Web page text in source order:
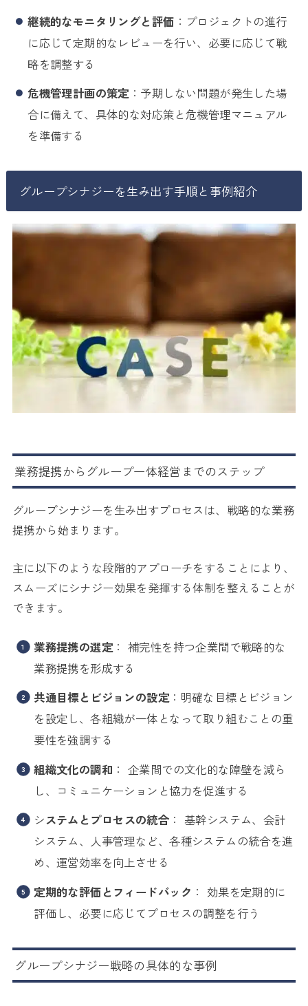
継続的なモニタリングと評価 ：プロジェクトの進行
に応じて定期的なレビューを行い、必要に応じて戦
略を調整する
危機管理計画の策定：予期しない問題が発生した場
合に備えて、具体的な対応策と危機管理マニュアル
を準備する
グループシナジーを生み出す手順と事例紹介
業務提携からグループ一体経営までのステップ
グループシナジーを生み出すプロセスは、戦略的な業務
提携から始まります。
主に以下のような段階的アプローチをすることにより、
スムーズにシナジー効果を発揮する体制を整えることが
できます。
業務提携の選定 ： 補完性を持つ企業間で戦略的な
業務提携を形成する
共通目標とビジョンの設定：明確な目標とビジョン
を設定し、各組織が一体となって取り組むことの重
要性を強調する
組織文化の調和 ： 企業間での文化的な障壁を減ら
し、コミュニケーションと協力を促進する
システムとプロセスの統合 ： 基幹システム、会計
システム、人事管理など、各種システムの統合を進
め、運営効率を向上させる
定期的な評価とフィードバック ： 効果を定期的に
評価し、必要に応じてプロセスの調整を行う
グループシナジー戦略の具体的な事例